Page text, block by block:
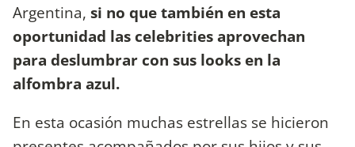
Argentina, si no que también en esta
oportunidad las celebrities aprovechan
para deslumbrar con sus looks en la
alfombra azul.
En esta ocasión muchas estrellas se hicieron